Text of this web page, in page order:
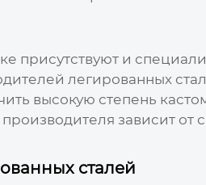
присутствуют и
легированных
высокую степень
зависит
сталей